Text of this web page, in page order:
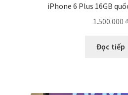
iPhone 6 Plus 16GB
1.500.000
Đọc tiếp